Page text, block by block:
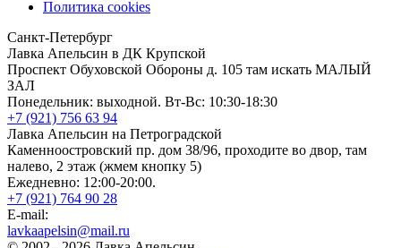
Политика cookies
Санкт-Петербург
Лавка Апельсин в ДК Крупской
Проспект Обуховской Обороны д. 105 там искать МАЛЫЙ
ЗАЛ
Понедельник: выходной. Вт-Вс: 10:30-18:30
+7 (921) 756 63 94
Лавка Апельсин на Петроградской
Каменноостровский пр. дом 38/96, проходите во двор, там
налево, 2 этаж (жмем кнопку 5)
Ежедневно: 12:00-20:00.
+7 (921) 764 90 28
E-mail:
lavkaapelsin@mail.ru